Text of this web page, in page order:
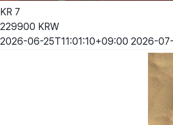
KR 7
229900 KRW
2026-06-25T11:01:10+09:00 2026-